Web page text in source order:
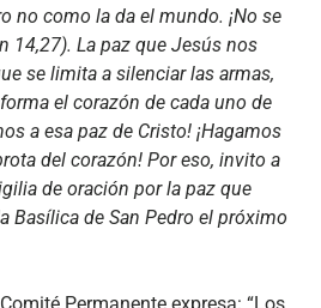
no como la da el mundo. ¡No se
14,27). La paz que Jesús nos
se limita a silenciar las armas,
el corazón de cada uno de
a esa paz de Cristo! ¡Hagamos
del corazón! Por eso, invito a
de oración por la paz que
Basílica de San Pedro el próximo
Permanente expresa: “Los